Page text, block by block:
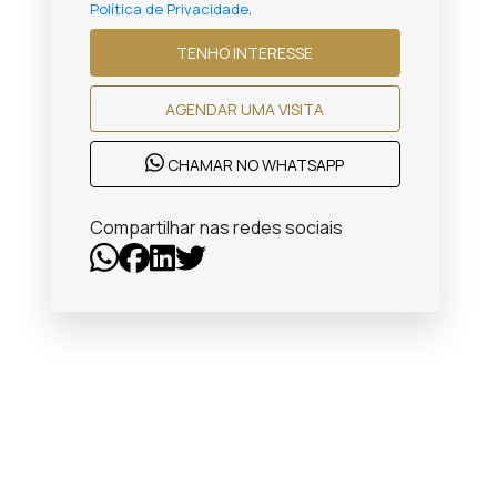
Política de Privacidade.
TENHO INTERESSE
AGENDAR UMA VISITA
CHAMAR NO WHATSAPP
Compartilhar nas redes sociais